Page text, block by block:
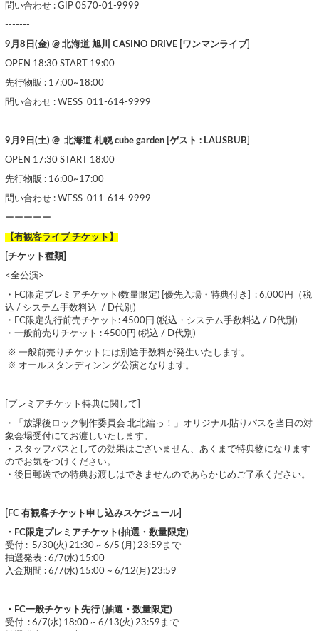
問い合わせ : GIP 0570-01-9999
-------
9月8日(金) @ 北海道 旭川 CASINO DRIVE [ワンマンライブ
OPEN 18:30 START 19:00
先行物販 : 17:00~18:00
問い合わせ : WESS 011-614-9999
-------
9月9日(土) @ 北海道 札幌 cube garden [ゲスト : LAUSBUB]
OPEN 17:30 START 18:00
先行物販 : 16:00~17:00
問い合わせ : WESS 011-614-9999
ーーーーー
【有観客ライブ チケット】
[チケット種類]
<全公演>
・FC限定プレミアチケット(数量限定) [優先入場・特典付き] : 6,000円（税
込 / システム手数料込 / D代別)
・FC限定先行前売チケット: 4500円 (税込・システム手数料込 / D代別)
・一般前売りチケット : 4500円 (税込 / D代別)
※ 一般前売りチケットには別途手数料が発生いたします。
※ オールスタンディンング公演となります。
[プレミアチケット特典に関して]
・「放課後ロック制作委員会 北北編っ！」オリジナル貼りパスを当日の対
象会場受付にてお渡しいたします。
・スタッフパスとしての効果はございません、あくまで特典物になります
のでお気をつけください。
・後日郵送での特典お渡しはできませんのであらかじめご了承ください。
[FC 有観客チケット申し込みスケジュール]
・FC限定プレミアチケット(抽選・数量限定)
受付 : 5/30(火) 21:30 ~ 6/5 (月) 23:59まで
抽選発表 : 6/7(水) 15:00
入金期間 : 6/7(水) 15:00 ~ 6/12(月) 23:59
・FC一般チケット先行 (抽選・数量限定)
受付 : 6/7(水) 18:00 ~ 6/13(火) 23:59まで